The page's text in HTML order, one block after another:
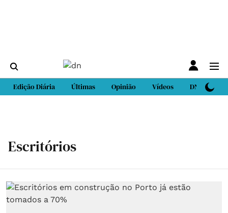
Edição Diária Últimas Opinião Vídeos DN Sport
Escritórios